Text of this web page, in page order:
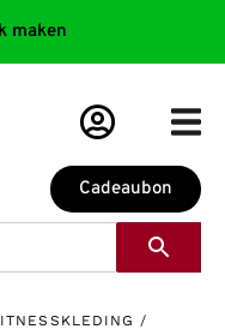
maken
Cadeaubon
/